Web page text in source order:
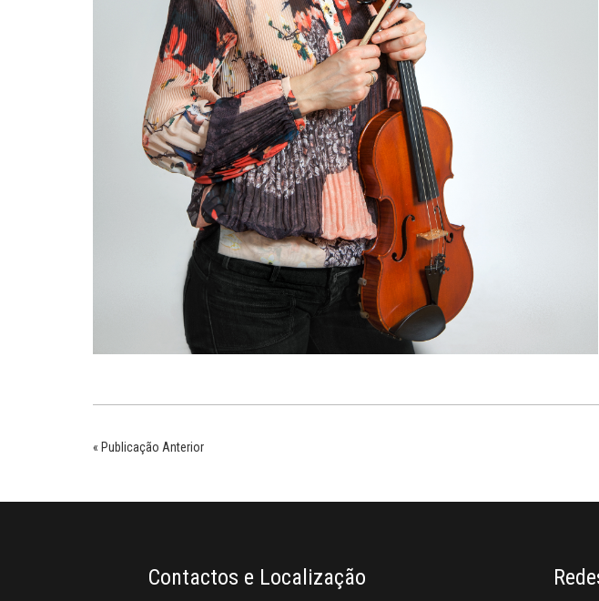
« Publicação Anterior
Contactos e Localização